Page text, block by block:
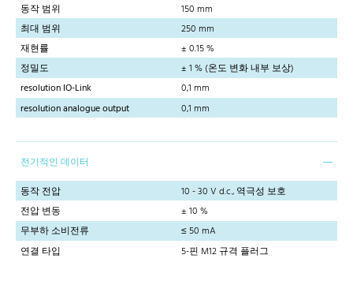
동작 범위
150 mm
최대 범위
250 mm
재현률
± 0.15 %
정밀도
± 1 % (온도 변화 내부 보상)
resolution IO-Link
0,1 mm
resolution analogue output
0,1 mm
전기적인 데이터
동작 전압
10 - 30 V d.c., 역극성 보호
전압 변동
± 10 %
무부하 소비전류
≤ 50 mA
연결 타입
5-핀 M12 규격 플러그